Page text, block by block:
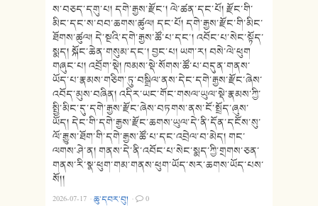
ས་བཅད་དགུ་པ། དགེ་རྒྱས་རྫོང་། ལེ་ཚན་དང་པོ། རྫོང་གི་
མིང་དང་ས་བབ་ཆགས་ཚུལ། དང་པོ། དགེ་རྒྱས་རྫོང་གི་མིང་
ཐོགས་ཚུལ། དེ་སྔའི་དགེ་རྒྱས་ཚོ་པ་དང་། འབོང་པ་སེང་སྟོད་
སྨད། སྐོང་ཆེན་གསུམ་དང་། བྱང་པ། ཡག་ར། བསེ་ལེ་ཕུག
གཞུང་པ། འབྲོག་སྡེ། ཁམས་སྡེ་སོགས་ཚོ་པ་བདུན་གནས་
ཡོད་པ་རྣམས་གཅིག་ཏུ་བསྒྲིལ་ནས་དེང་དགེ་རྒྱས་རྫོང་ཞེས་
འབོད་མུས་བཞིན། འདིར་ཡང་གོང་གསལ་ཡུལ་སྡེ་རྣམས་ཀྱི་
སྤྱི་མིང་དུ་དགེ་རྒྱས་རྫོང་ཞེས་བཏགས་ནས་ངོ་སྤྲོད་ཞུས་
ཡོད། དེང་གི་དགེ་རྒྱས་རྫོང་ཆགས་ཡུལ་དེ་ནི་དོན་དངོས་སུ་
ལོ་རྒྱུས་ཐོག་གི་དགེ་རྒྱས་ཚོ་པ་དང་འབྲེལ་བ་མེད། གང་
ལགས་ཤེ་ན། གནས་དེ་ནི་འབོང་པ་སེང་སྨད་ཀྱི་གྲགས་ཅན་
གནས་རི་སྣ་ཕུག་གམ་གནས་ཕུག་ཡོད་སར་ཆགས་ཡོད་པས་
སོ།།
2026-07-17 ·ཆུ་དབར་བུ། · 0